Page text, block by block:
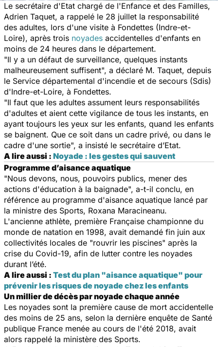
Le secrétaire d'Etat chargé de l'Enfance et des Familles,
Adrien Taquet, a rappelé le 28 juillet la responsabilité
des adultes, lors d'une visite à Fondettes (Indre-et-
Loire), après trois noyades accidentelles d'enfants en
moins de 24 heures dans le département.
"Il y a un défaut de surveillance, quelques instants
malheureusement suffisent", a déclaré M. Taquet, depuis
le Service départemental d'incendie et de secours (Sdis)
d'Indre-et-Loire, à Fondettes.
"Il faut que les adultes assument leurs responsabilités
d'adultes et aient cette vigilance de tous les instants, en
ayant toujours les yeux sur les enfants, quand les enfants
se baignent. Que ce soit dans un cadre privé, ou dans le
cadre d'une sortie", a insisté le secrétaire d’Etat.
A lire aussi : Noyade : les gestes qui sauvent
Programme d’aisance aquatique
"Nous devons, nous, pouvoirs publics, mener des
actions d'éducation à la baignade", a-t-il conclu, en
référence au programme d'aisance aquatique lancé par
la ministre des Sports, Roxana Maracineanu.
L'ancienne athlète, première Française championne du
monde de natation en 1998, avait demandé fin juin aux
collectivités locales de "rouvrir les piscines" après la
crise du Covid-19, afin de lutter contre les noyades
durant l’été.
A lire aussi : Test du plan "aisance aquatique" pour
prévenir les risques de noyade chez les enfants
Un millier de décès par noyade chaque année
Les noyades sont la première cause de mort accidentelle
des moins de 25 ans, selon la dernière enquête de Santé
publique France menée au cours de l'été 2018, avait
alors rappelé la ministère des Sports.